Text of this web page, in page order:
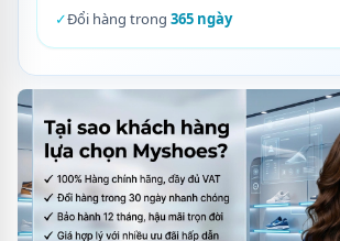
✓Đổi hàng trong 365 ngày